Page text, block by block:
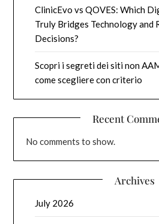
ClinicEvo vs QOVES: Which
Truly Bridges Technology and
Decisions?
Scopri i segreti dei siti non
come scegliere con criterio
Recent
No comments to show.
Archives
July 2026